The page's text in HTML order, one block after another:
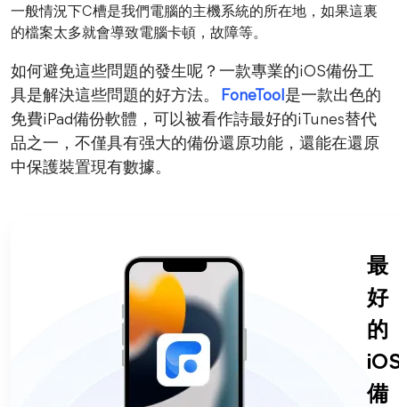
一般情況下C槽是我們電腦的主機系統的所在地，如果這裏
的檔案太多就會導致電腦卡頓，故障等。
如何避免這些問題的發生呢？一款專業的iOS備份工
具是解決這些問題的好方法。
FoneTool是一款出色的
免費iPad備份軟體，可以被看作詩最好的iTunes替代
品之一，不僅具有强大的備份還原功能，還能在還原
中保護裝置現有數據。
最
好
的
備